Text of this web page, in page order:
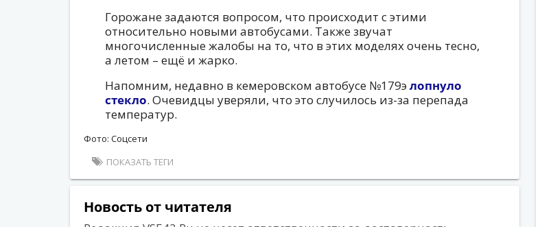
Горожане задаются вопросом, что происходит с этими
относительно новыми автобусами. Также звучат
многочисленные жалобы на то, что в этих моделях очень тесно,
а летом – ещё и жарко.
Напомним, недавно в кемеровском автобусе №179э лопнуло
стекло. Очевидцы уверяли, что это случилось из-за перепада
температур.
Фото: Соцсети
ПОКАЗАТЬ ТЕГИ
Новость от читателя